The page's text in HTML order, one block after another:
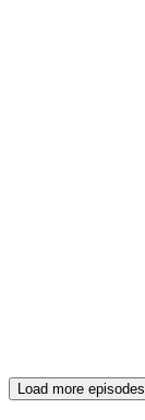
Load more episodes